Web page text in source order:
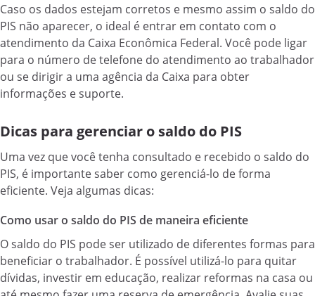
Caso os dados estejam corretos e mesmo assim o saldo do
PIS não aparecer, o ideal é entrar em contato com o
atendimento da Caixa Econômica Federal. Você pode ligar
para o número de telefone do atendimento ao trabalhador
ou se dirigir a uma agência da Caixa para obter
informações e suporte.
Dicas para gerenciar o saldo do PIS
Uma vez que você tenha consultado e recebido o saldo do
PIS, é importante saber como gerenciá-lo de forma
eficiente. Veja algumas dicas:
Como usar o saldo do PIS de maneira eficiente
O saldo do PIS pode ser utilizado de diferentes formas para
beneficiar o trabalhador. É possível utilizá-lo para quitar
dívidas, investir em educação, realizar reformas na casa ou